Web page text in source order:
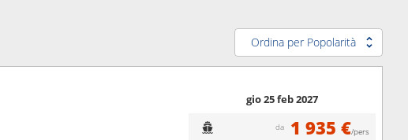
Ordina per Popolarità
gio 25 feb 2027
da 1 935 €/pers